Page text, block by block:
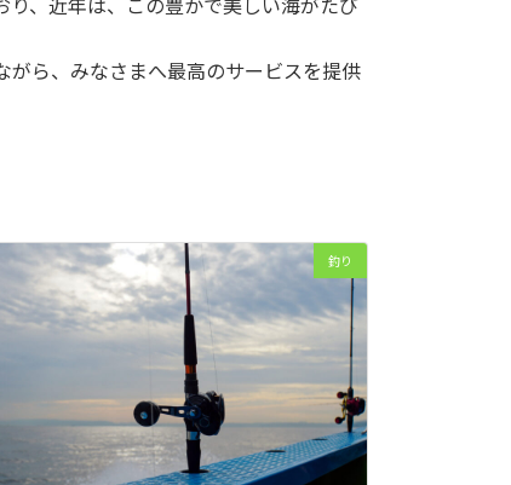
、近年は、この豊かで美しい海がたび
がら、みなさまへ最高のサービスを提供
釣り